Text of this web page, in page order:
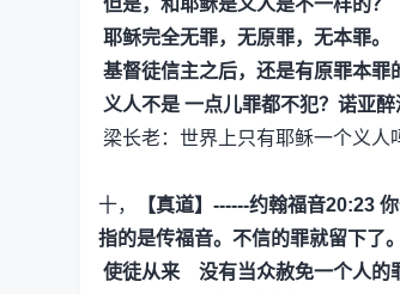
但是，和耶稣是义人是不一样的？
耶稣完全无罪，无原罪，无本罪。
基督徒信主之后，还是有原罪本罪
义人不是 一点儿罪都不犯？诺亚醉
梁长老：世界上只有耶稣一个义人
十， 【真道】------约翰福音20:23
指的是传福音。不信的罪就留下了。
使徒从来 没有当众赦免一个人的